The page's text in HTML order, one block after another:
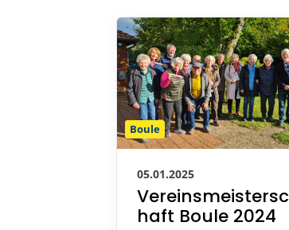
Boule
05.01.2025
Vereinsmeistersc
haft Boule 2024